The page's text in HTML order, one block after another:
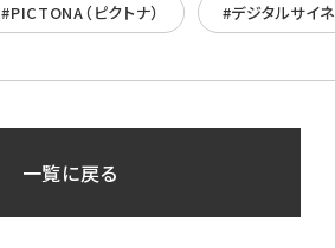
#PICTONA（ピクトナ） #デジタルサイ
一覧に戻る